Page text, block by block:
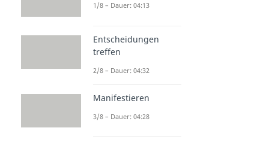
1/8 – Dauer: 04:13
Entscheidungen
treffen
2/8 – Dauer: 04:32
Manifestieren
3/8 – Dauer: 04:28